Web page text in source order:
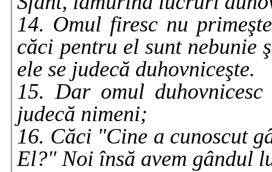
14. Omul firesc nu
căci pentru el sunt nebunie
ele se judecă duhovniceşte.
15. Dar omul
judecă nimeni;
16. Căci "Cine a cunoscut
El?" Noi însă avem gândul